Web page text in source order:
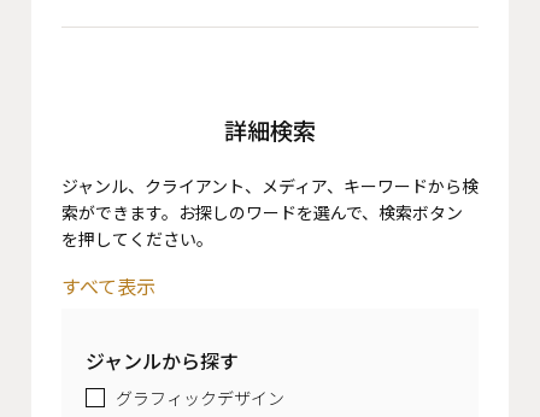
詳細検索
ジャンル、クライアント、メディア、キーワードから検
索ができます。お探しのワードを選んで、検索ボタン
を押してください。
すべて表示
ジャンルから探す
グラフィックデザイン